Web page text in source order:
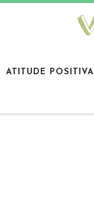
ATITUDE POSITIVA